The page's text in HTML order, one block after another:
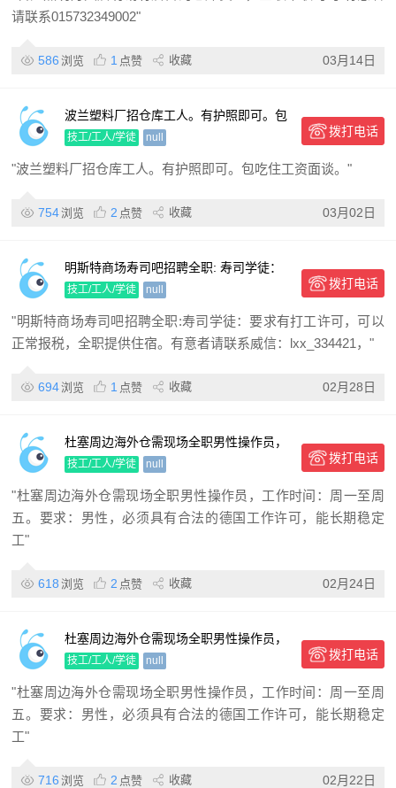
请联系015732349002"
586 浏览 1 点赞 收藏 03月14日
波兰塑料厂招仓库工人。有护照即可。包
吃住工资面谈。
技工/工人/学徒 null 拨打电话
"波兰塑料厂招仓库工人。有护照即可。包吃住工资面谈。"
754浏览 2 点赞 收藏 03月02日
明斯特商场寿司吧招聘全职: 寿司学徒：
要求有打工许可，可以正常报税，全职提
供住宿。
技工/工人/学徒 null 拨打电话
"明斯特商场寿司吧招聘全职:寿司学徒：要求有打工许可，可以
正常报税，全职提供住宿。有意者请联系威信：lxx_334421，"
694浏览 1 点赞 收藏 02月28日
杜塞周边海外仓需现场全职男性操作员，
工作时间：周一至周五。 要求：男性，必
须具有合法的德国工作许可
技工/工人/学徒 null 拨打电话
"杜塞周边海外仓需现场全职男性操作员，工作时间：周一至周
五。要求：男性，必须具有合法的德国工作许可，能长期稳定
工"
618 浏览 2 点赞 收藏 02月24日
杜塞周边海外仓需现场全职男性操作员，
工作时间：周一至周五。 要求：男性，必
须具有合法的德国工作许可
技工/工人/学徒 null 拨打电话
"杜塞周边海外仓需现场全职男性操作员，工作时间：周一至周
五。要求：男性，必须具有合法的德国工作许可，能长期稳定
工"
716 浏览 2 点赞 收藏 02月22日